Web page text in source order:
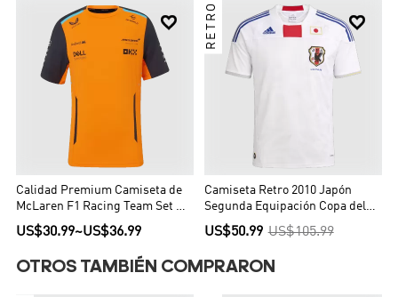

Calidad Premium Camiseta de
McLaren F1 Racing Team Set Up
T-Shirt Orange Hombre Naranja
US$30.99~US$36.99

RETRO
Camiseta Retro 2010 Japón
Segunda Equipación Copa del
Mundo
US$50.99 US$105.99
OTROS TAMBIÉN COMPRARON